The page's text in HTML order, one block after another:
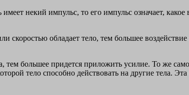
некий импульс, то его импульс означает,
скоростью обладает тело, тем большее
большее придется приложить усилие. То же
тело способно действовать на другие тела.